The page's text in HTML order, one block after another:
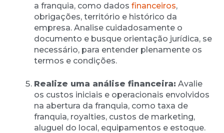
a franquia, como dados financeiros,
obrigações, território e histórico da
empresa. Analise cuidadosamente o
documento e busque orientação jurídica, se
necessário, para entender plenamente os
termos e condições.
Realize uma análise financeira: Avalie
os custos iniciais e operacionais envolvidos
na abertura da franquia, como taxa de
franquia, royalties, custos de marketing,
aluguel do local, equipamentos e estoque.